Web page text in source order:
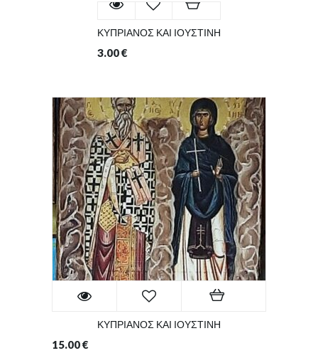
ΚΥΠΡΙΑΝΟΣ ΚΑΙ ΙΟΥΣΤΙΝΗ
3.00€
ΚΥΠΡΙΑΝΟΣ ΚΑΙ ΙΟΥΣΤΙΝΗ
15.00€